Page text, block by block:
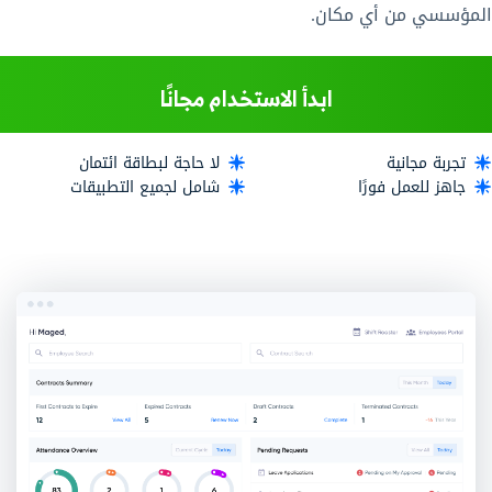
المؤسسي من أي مكان.
ابدأ الاستخدام مجانًا
تجربة مجانية
لا حاجة لبطاقة ائتمان
جاهز للعمل فورًا
شامل لجميع التطبيقات